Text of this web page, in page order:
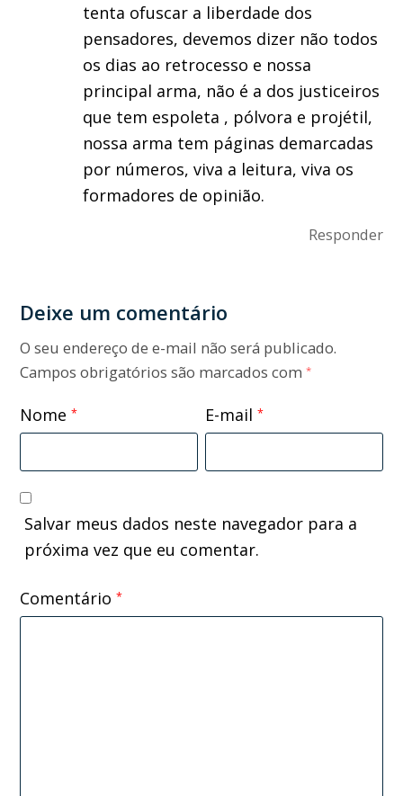
tenta ofuscar a liberdade dos
pensadores, devemos dizer não todos
os dias ao retrocesso e nossa
principal arma, não é a dos justiceiros
que tem espoleta , pólvora e projétil,
nossa arma tem páginas demarcadas
por números, viva a leitura, viva os
formadores de opinião.
Responder
Deixe um comentário
O seu endereço de e-mail não será publicado.
Campos obrigatórios são marcados com*
Nome* E-mail*
Salvar meus dados neste navegador para a
próxima vez que eu comentar.
Comentário*